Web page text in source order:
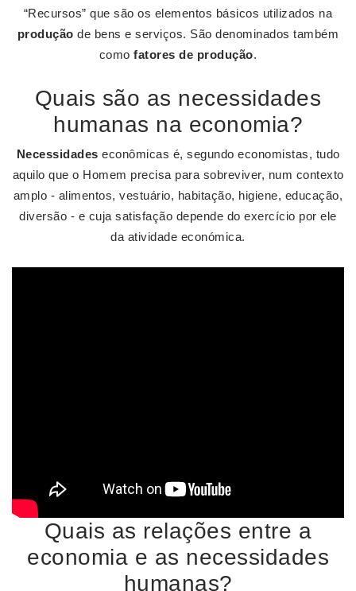
“Recursos” que são os elementos básicos utilizados na
produção de bens e serviços. São denominados também
comofatores de produção.
Quais são as necessidades
humanas na economia?
Necessidades econômicas é, segundo economistas, tudo
aquilo que o Homem precisa para sobreviver, num contexto
amplo - alimentos, vestuário, habitação, higiene, educação,
diversão - e cuja satisfação depende do exercício por ele
da atividade económica.
Quais as relações entre a
economia e as necessidades
humanas?